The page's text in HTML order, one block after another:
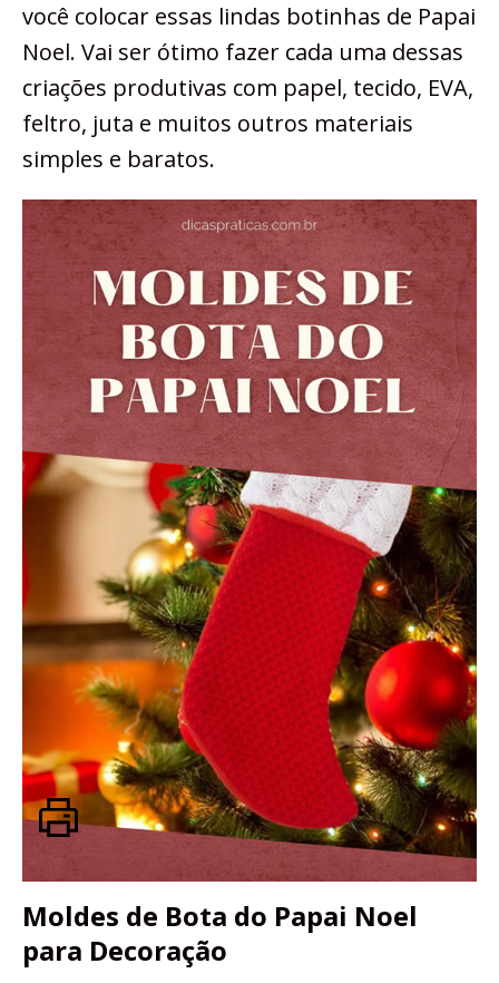
você colocar essas lindas botinhas de Papai
Noel. Vai ser ótimo fazer cada uma dessas
criações produtivas com papel, tecido, EVA,
feltro, juta e muitos outros materiais
simples e baratos.
Moldes de Bota do Papai Noel
para Decoração